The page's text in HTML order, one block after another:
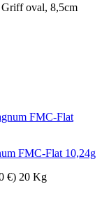
Griff oval, 8,5cm
FMC-Flat 10,24g
€) 20 Kg